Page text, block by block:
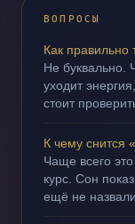
ВОПРОСЫ
Как правильно
Не буквально.
уходит
стоит
К чему снится
Чаще всего
курс. Сон
ещё не